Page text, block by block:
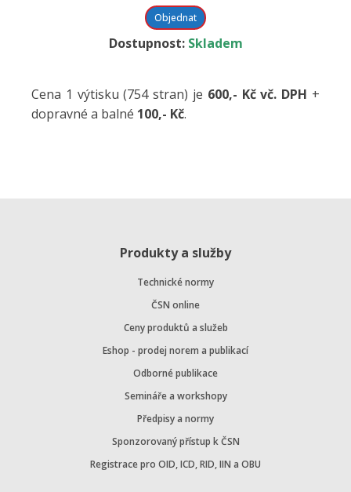
Objednat
Dostupnost: Skladem
Cena 1 výtisku (754 stran) je 600,- Kč vč. DPH +
dopravné a balné 100,- Kč.
Produkty a služby
Technické normy
ČSN online
Ceny produktů a služeb
Eshop - prodej norem a publikací
Odborné publikace
Semináře a workshopy
Předpisy a normy
Sponzorovaný přístup k ČSN
Registrace pro OID, ICD, RID, IIN a OBU